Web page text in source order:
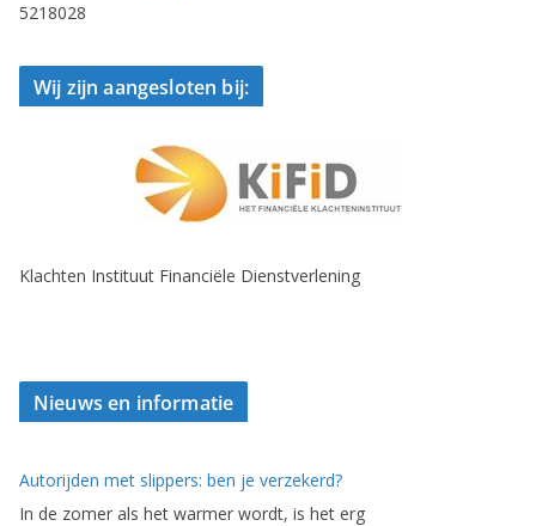
5218028
Wij zijn aangesloten bij:
Klachten Instituut Financiële Dienstverlening
Nieuws en informatie
Autorijden met slippers: ben je verzekerd?
In de zomer als het warmer wordt, is het erg